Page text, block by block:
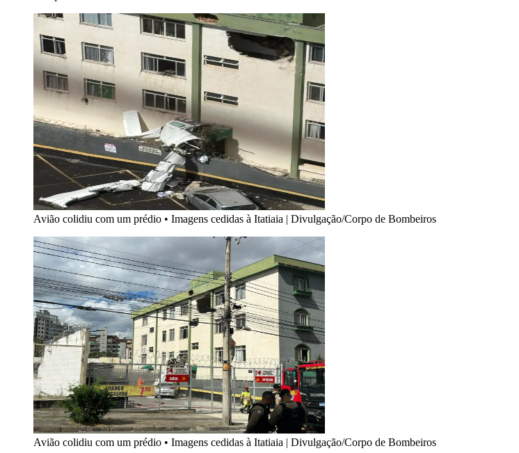
Avião colidiu com um prédio • Imagens cedidas à Itatiaia | Divulgação/Corpo de Bombeiros
Avião colidiu com um prédio • Imagens cedidas à Itatiaia | Divulgação/Corpo de Bombeiros